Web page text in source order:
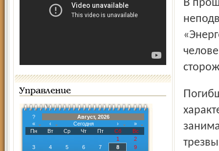
Управление
?
Август, 2026
«
‹ Сегодня ›
»
Пн
Вт Ср Чт Пт Сб
Вс
1
2
3
4 5 6 7 8
9
В прошлый четверг рано утром прохожие увидели
Погибшего, 52-летнего мужчину, местные жители